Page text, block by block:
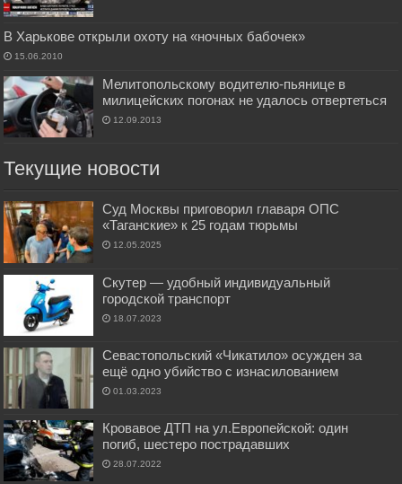
В Харькове открыли охоту на «ночных бабочек»
15.06.2010
Мелитопольскому водителю-пьянице в
милицейских погонах не удалось отвертеться
12.09.2013
Текущие новости
Суд Москвы приговорил главаря ОПС
«Таганские» к 25 годам тюрьмы
12.05.2025
Скутер — удобный индивидуальный
городской транспорт
18.07.2023
Севастопольский «Чикатило» осужден за
ещё одно убийство с изнасилованием
01.03.2023
Кровавое ДТП на ул.Европейской: один
погиб, шестеро пострадавших
28.07.2022